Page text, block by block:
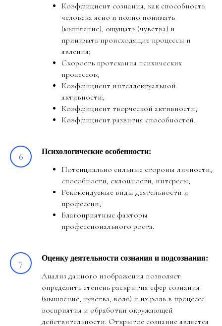
Коэффициент сознания, как способность
человека ясно и полно понимать
(мышление), ощущать (чувства) и
принимать происходящие процессы и
явления;
Скорость протекания психических
процессов;
Коэффициент интеллектуальной
активности;
Коэффициент творческой активности;
Коэффициент развития способностей.
Психологические особенности:
Потенциально сильные стороны личности,
способности, склонности, интересы;
Рекомендуемые виды деятельности и
профессии;
Благоприятные факторы
профессионального роста.
Оценку деятельности сознания и подсознания:
Анализ данного изображения позволяет
определить степень раскрытия сфер сознания
(мышление, чувства, воля) и их роль в процессе
восприятия и обработки окружающей
действительности. Открытое сознание является